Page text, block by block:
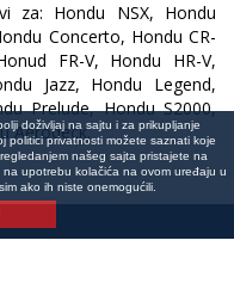
za: Hondu NSX, Hondu
Concerto, Hondu CR-
FR-V, Hondu HR-V,
Jazz, Hondu Legend,
Prelude, Hondu S2000,
Aerodeck.
doživljaj na sajtu i za prikupljanje
politici privatnosti možete saznati koje
našeg sajta pristajete na
upotrebu kolačića na ovom uređaju u
ako ih niste onemogućili.